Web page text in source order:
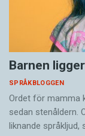
Barnen
SPRÅKBLOGGEN
Ordet för mamma
sedan stenåldern.
liknande språkljud,